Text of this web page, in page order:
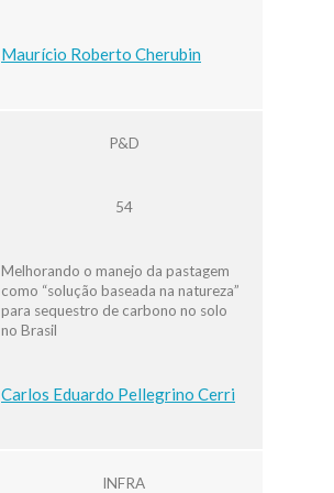
Maurício Roberto Cherubin
P&D
54
Melhorando o manejo da pastagem
como “solução baseada na natureza”
para sequestro de carbono no solo
no Brasil
Carlos Eduardo Pellegrino Cerri
INFRA